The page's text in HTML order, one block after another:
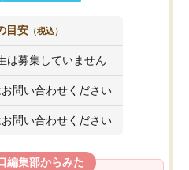
目安 （税込）
は募集していません
問い合わせください
問い合わせください
編集部からみた